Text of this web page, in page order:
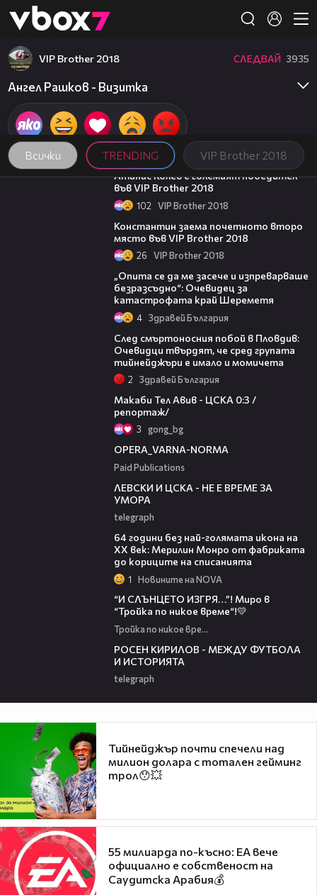
👾
Всички TRENDING VIP Brother 2018
VIP Brother 2018 СЛЕДВАЙ 3935
Ангел Рашков - Визитка
06:03
Атанас Колев е големият победител
във VIP Brother 2018
102 VIP Brother 2018
Константин заема почетното второ
място във VIP Brother 2018
26 VIP Brother 2018
„Опита се да ме засече и изпреварваше
безразсъдно“: Очевидец за
катастрофата край Шереметя
4 Здравей България
След смъртоносния побой в Пловдив:
Очевидци твърдят, че сред групата
тийнейджъри е имало и момичета
2 Здравей България
Макаби Тел Авив - ЦСКА 0:3 /
репортаж/
3 gong_bg
OPERA_VARNA-NORMA
Paid Publications
ЛЕВСКИ И ЦСКА - НЕ Е ВРЕМЕ ЗА
УМОРА
telegraph
64 години без най-голямата икона на
XX век: Мерилин Монро от фабриката
до кориците на списанията
1 Новините на NOVA
“И СЛЪНЦЕТО ИЗГРЯ…”! Миро в
“Тройка по никое време“!💛
Тройка по никое време
РОСЕН КИРИЛОВ - МЕЖДУ ФУТБОЛА
И ИСТОРИЯТА
telegraph
Тийнейджър почти спечели над
милион долара с тотален гейминг
трол😯💥
55 милиарда по-късно: EA вече
официално е собственост на
Саудитска Арабия💰